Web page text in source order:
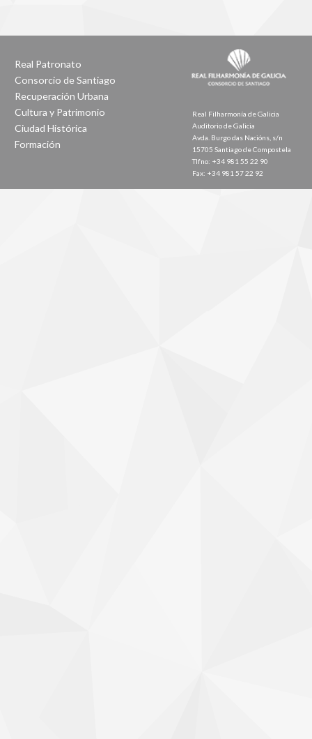
Real Patronato
Consorcio de Santiago
Recuperación Urbana
Cultura y Patrimonio
Ciudad Histórica
Formación
Real Filharmonía de Galicia
Auditorio de Galicia
Avda. Burgo das Nacións, s/n
15705 Santiago de Compostela
Tlfno: +34 981 55 22 90
Fax: +34 981 57 22 92